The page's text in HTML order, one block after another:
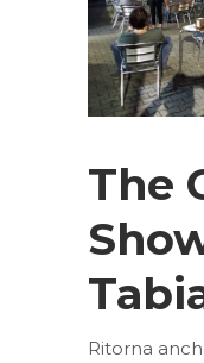
The
Ritorna